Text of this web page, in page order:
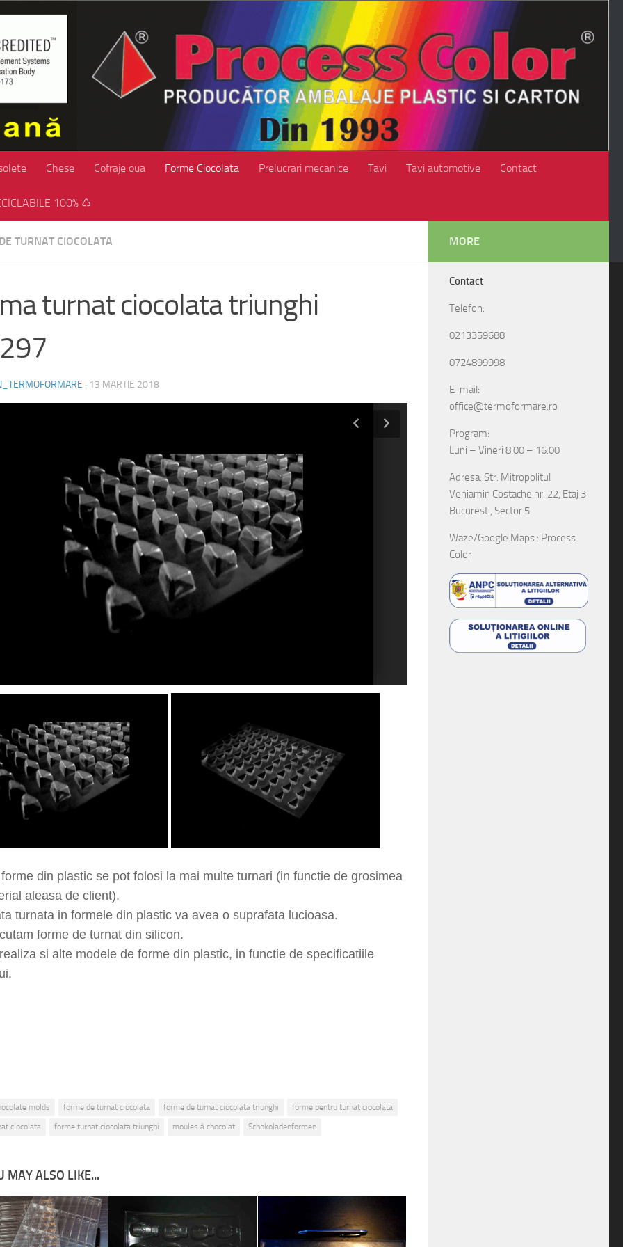
Chese Cofraje oua Forme Ciocolata Prelucrari mecanice Tavi Tavi automotive Contact
100% ♺
TURNAT CIOCOLATA
turnat ciocolata triunghi
· 13 MARTIE 2018
din plastic se pot folosi la mai multe turnari (in functie de grosimea
aleasa de client).
turnata in formele din plastic va avea o suprafata lucioasa.
forme de turnat din silicon.
si alte modele de forme din plastic, in functie de specificatiile
molds forme de turnat ciocolata forme de turnat ciocolata triunghi
forme pentru turnat ciocolata
ciocolata
forme turnat ciocolata triunghi moules à chocolat Schokoladenformen
MAY ALSO LIKE...
MORE
Contact
Telefon:
0213359688
0724899998
E-mail:
office@termoformare.ro
Program:
Luni – Vineri 8:00 – 16:00
Adresa: Str. Mitropolitul
Veniamin Costache nr. 22, Etaj 3
Bucuresti, Sector 5
Waze/Google Maps : Process
Color